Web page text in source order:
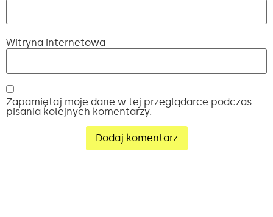
Witryna internetowa
Zapamiętaj moje dane w tej przeglądarce podczas
pisania kolejnych komentarzy.